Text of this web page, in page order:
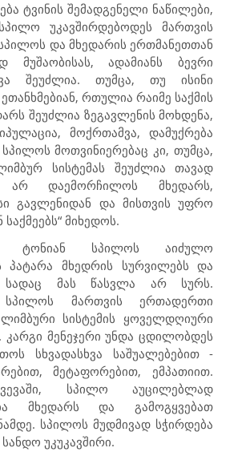
ტვინის შემადგენელი ნაწილები,
უკავშირდებოდეს მართვის
და მხედარის ერთმანეთთან
მუშაობისას, ადამიანს ბევრი
შეუძლია. თუმცა, თუ ისინი
რთულია რაიმე საქმის
შეუძლია ზეგავლენის მოხდენა,
მოქრთამვა, დამუქრება
მოთვინიერებაც კი, თუმცა,
სისტემას შეუძლია თავად
არ დაემორჩილოს მხედარს,
გავლენიდან და მისთვის უფრო
მიხედოს.
სპილოს აიძულო
პატარა მხედრის სურვილებს და
სადაც მას წასვლა არ სურს.
სპილოს მართვის ერთადერთი
სისტემის ყოველდღიური
კარგი მენეჯერი უნდა ცდილობდეს
სხვადასხვა საშუალებებით -
მეტაფორებით, ემპათიით.
სპილო აუცილებლად
მხედარს და გამოგყვებათ
სპილოს მუდმივად სჭირდება
უკუკავშირი.